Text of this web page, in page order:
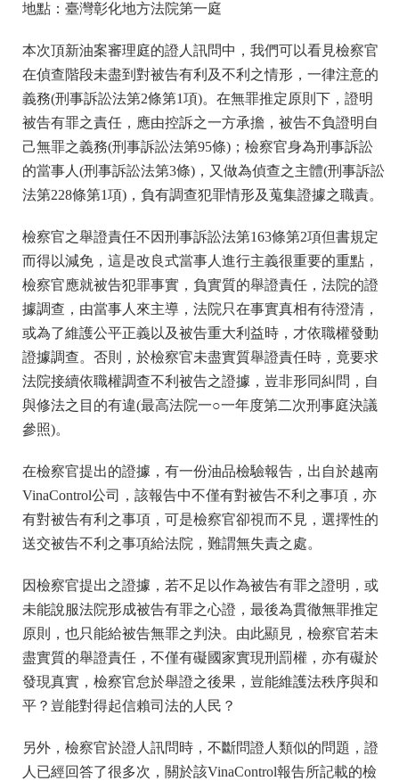
地點：臺灣彰化地方法院第一庭
本次頂新油案審理庭的證人訊問中，我們可以看見檢察官
在偵查階段未盡到對被告有利及不利之情形，一律注意的
義務(刑事訴訟法第2條第1項)。在無罪推定原則下，證明
被告有罪之責任，應由控訴之一方承擔，被告不負證明自
己無罪之義務(刑事訴訟法第95條)；檢察官身為刑事訴訟
的當事人(刑事訴訟法第3條)，又做為偵查之主體(刑事訴訟
法第228條第1項)，負有調查犯罪情形及蒐集證據之職責。
檢察官之舉證責任不因刑事訴訟法第163條第2項但書規定
而得以減免，這是改良式當事人進行主義很重要的重點，
檢察官應就被告犯罪事實，負實質的舉證責任，法院的證
據調查，由當事人來主導，法院只在事實真相有待澄清，
或為了維護公平正義以及被告重大利益時，才依職權發動
證據調查。否則，於檢察官未盡實質舉證責任時，竟要求
法院接續依職權調查不利被告之證據，豈非形同糾問，自
與修法之目的有違(最高法院一○一年度第二次刑事庭決議
參照)。
在檢察官提出的證據，有一份油品檢驗報告，出自於越南
VinaControl公司，該報告中不僅有對被告不利之事項，亦
有對被告有利之事項，可是檢察官卻視而不見，選擇性的
送交被告不利之事項給法院，難謂無失責之處。
因檢察官提出之證據，若不足以作為被告有罪之證明，或
未能說服法院形成被告有罪之心證，最後為貫徹無罪推定
原則，也只能給被告無罪之判決。由此顯見，檢察官若未
盡實質的舉證責任，不僅有礙國家實現刑罰權，亦有礙於
發現真實，檢察官怠於舉證之後果，豈能維護法秩序與和
平？豈能對得起信賴司法的人民？
另外，檢察官於證人訊問時，不斷問證人類似的問題，證
人已經回答了很多次，關於該VinaControl報告所記載的檢